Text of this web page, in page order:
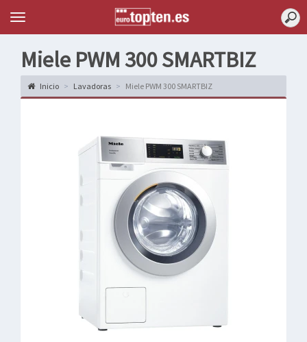
Topten
Menu
Miele PWM 300 SMARTBIZ
Inicio Lavadoras Miele PWM 300 SMARTBIZ